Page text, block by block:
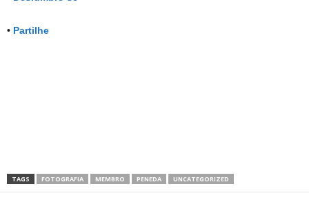
• Partilhe
TAGS FOTOGRAFIA MEMBRO PENEDA UNCATEGORIZED